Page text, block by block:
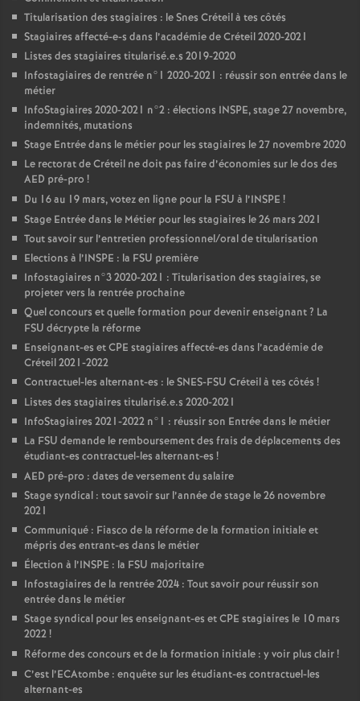
Titularisation des stagiaires : le Snes Créteil à tes côtés
Stagiaires affecté-e-s dans l’académie de Créteil 2020-2021
Listes des stagiaires titularisé.e.s 2019-2020
Infostagiaires de rentrée n°1 2020-2021 : réussir son entrée dans le
métier
InfoStagiaires 2020-2021 n°2 : élections INSPE, stage 27 novembre,
indemnités, mutations
Stage Entrée dans le métier pour les stagiaires le 27 novembre 2020
Le rectorat de Créteil ne doit pas faire d’économies sur le dos des
AED pré-pro !
Du 16 au 19 mars, votez en ligne pour la FSU à l’INSPE !
Stage Entrée dans le Métier pour les stagiaires le 26 mars 2021
Tout savoir sur l’entretien professionnel/oral de titularisation
Elections à l’INSPE : la FSU première
Infostagiaires n°3 2020-2021 : Titularisation des stagiaires, se
projeter vers la rentrée prochaine
Quel concours et quelle formation pour devenir enseignant? La
FSU décrypte la réforme
Enseignant-es etCPE stagiaires affecté-es dans l’académie de
Créteil 2021-2022
Contractuel-les alternant-es : leSNES-FSU Créteil à tes côtés !
Listes des stagiaires titularisé.e.s 2020-2021
InfoStagiaires 2021-2022 n°1 : réussir son Entrée dans le métier
La FSU demande le remboursement des frais de déplacements des
étudiant-es contractuel-les alternant-es !
AED pré-pro : dates de versement du salaire
Stage syndical : tout savoir sur l’année de stage le 26 novembre
2021
Communiqué : Fiasco de la réforme de la formation initiale et
mépris des entrant-es dans le métier
Élection à l’INSPE : la FSU majoritaire
Infostagiaires de la rentrée 2024 : Tout savoir pour réussir son
entrée dans le métier
Stage syndical pour les enseignant-es etCPE stagiaires le 10 mars
2022!
Réforme des concours et de la formation initiale : y voir plus clair!
C’est l’ECAtombe : enquête sur les étudiant-es contractuel-les
alternant-es